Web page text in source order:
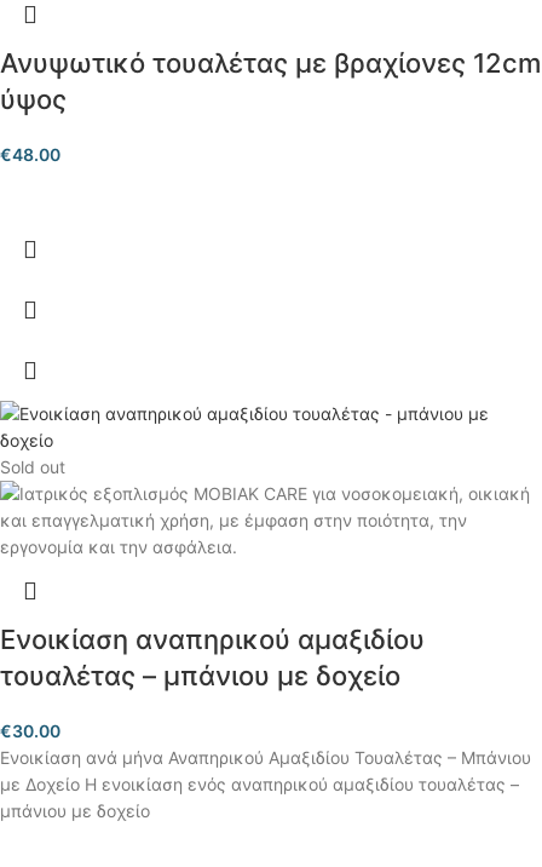
Ανυψωτικό τουαλέτας με βραχίονες 12cm
ύψος
€48.00
Sold out
Ενοικίαση αναπηρικού αμαξιδίου
τουαλέτας – μπάνιου με δοχείο
€30.00
Ενοικίαση ανά μήνα Αναπηρικού Αμαξιδίου Τουαλέτας – Μπάνιου
με Δοχείο Η ενοικίαση ενός αναπηρικού αμαξιδίου τουαλέτας –
μπάνιου με δοχείο